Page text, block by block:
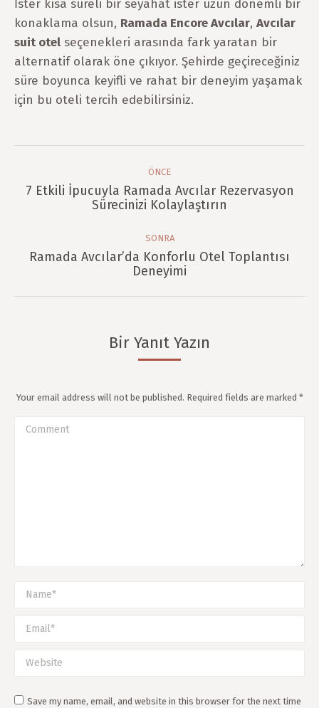
İster kısa süreli bir seyahat ister uzun dönemli bir
konaklama olsun, Ramada Encore Avcılar, Avcılar
suit otel seçenekleri arasında fark yaratan bir
alternatif olarak öne çıkıyor. Şehirde geçireceğiniz
süre boyunca keyifli ve rahat bir deneyim yaşamak
için bu oteli tercih edebilirsiniz.
ÖNCE
Önce
post:
7 Etkili İpucuyla Ramada Avcılar Rezervasyon
Sürecinizi Kolaylaştırın
SONRA
Sonra
post:
Ramada Avcılar’da Konforlu Otel Toplantısı
Deneyimi
Bir Yanıt Yazın
Your email address will not be published. Required fields are marked *
Comment
Name *
Email *
Website
Save my name, email, and website in this browser for the next time